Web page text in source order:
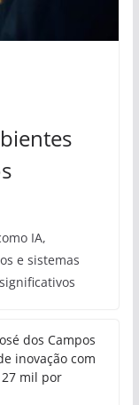
IA,
e sistemas
dos Campos
inovação com
mil por